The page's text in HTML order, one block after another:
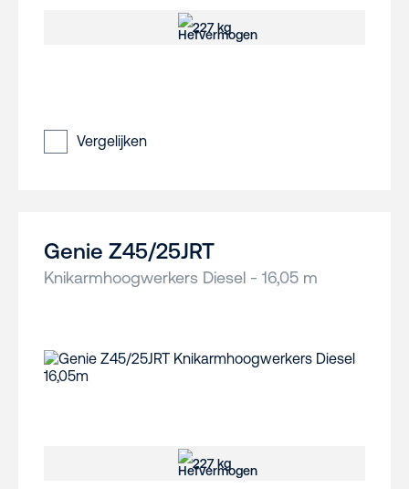
227 kg
Vergelijken
Genie Z45/25JRT
Knikarmhoogwerkers Diesel - 16,05 m
227 kg